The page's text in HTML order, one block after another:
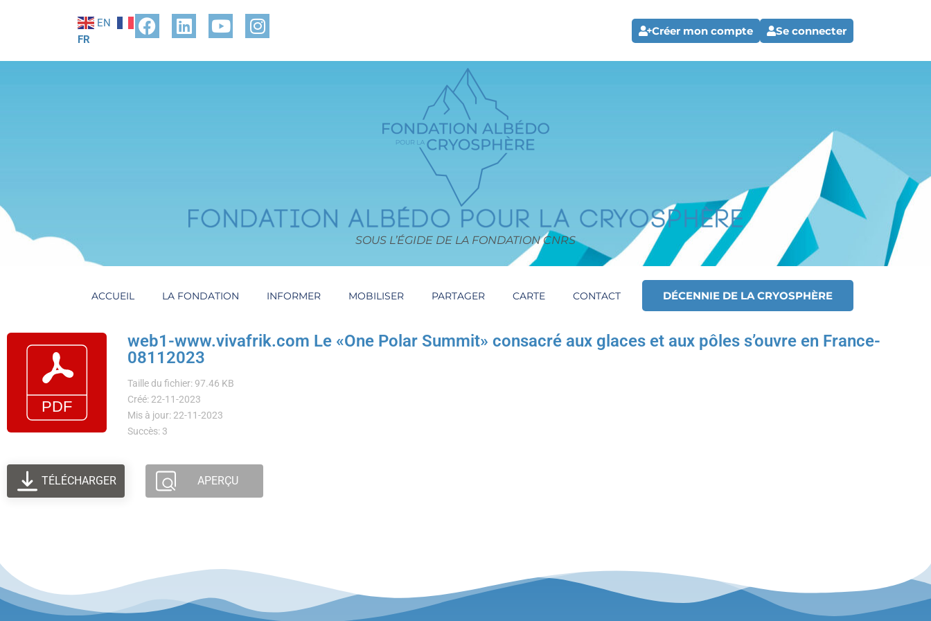
EN
FR
Créer mon compte Se connecter
SOUS L’ÉGIDE DE LA FONDATION CNRS
ACCUEIL LA FONDATION INFORMER MOBILISER PARTAGER CARTE CONTACT DÉCENNIE DE LA CRYOSPHÈRE
web1-www.vivafrik.com Le «One Polar Summit» consacré aux glaces et aux pôles s’ouvre en France-
08112023
Taille du fichier: 97.46 KB
Créé: 22-11-2023
Mis à jour: 22-11-2023
Succès: 3
TÉLÉCHARGER APERÇU